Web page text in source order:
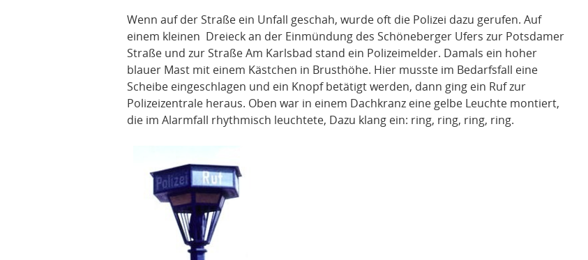
Wenn auf der Straße ein Unfall geschah, wurde oft die Polizei dazu gerufen. Auf
einem kleinen Dreieck an der Einmündung des Schöneberger Ufers zur Potsdamer
Straße und zur Straße Am Karlsbad stand ein Polizeimelder. Damals ein hoher
blauer Mast mit einem Kästchen in Brusthöhe. Hier musste im Bedarfsfall eine
Scheibe eingeschlagen und ein Knopf betätigt werden, dann ging ein Ruf zur
Polizeizentrale heraus. Oben war in einem Dachkranz eine gelbe Leuchte montiert,
die im Alarmfall rhythmisch leuchtete, Dazu klang ein: ring, ring, ring, ring.